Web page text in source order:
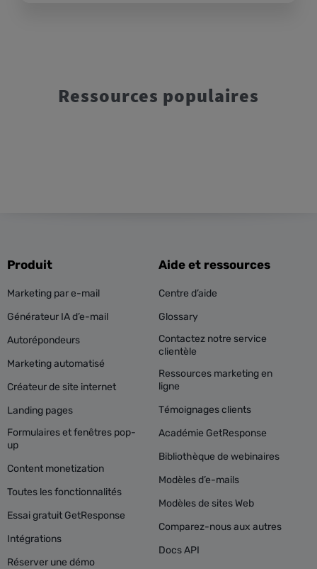
Ressources populaires
Produit
Marketing par e-mail
Générateur IA d’e-mail
Autorépondeurs
Marketing automatisé
Créateur de site internet
Landing pages
Formulaires et fenêtres pop-
up
Content monetization
Toutes les fonctionnalités
Essai gratuit GetResponse
Intégrations
Réserver une démo
Aide et ressources
Centre d’aide
Glossary
Contactez notre service
clientèle
Ressources marketing en
ligne
Témoignages clients
Académie GetResponse
Bibliothèque de webinaires
Modèles d’e-mails
Modèles de sites Web
Comparez-nous aux autres
Docs API